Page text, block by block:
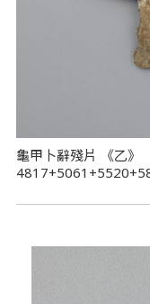
龜甲卜辭殘片 《乙》